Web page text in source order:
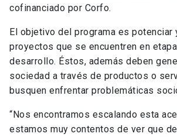
cofinanciado por Corfo.
El objetivo del programa es potenciar
proyectos que se encuentren en
desarrollo. Éstos, además deben
sociedad a través de productos o
busquen enfrentar problemáticas
“Nos encontramos escalando esta
estamos muy contentos de ver que